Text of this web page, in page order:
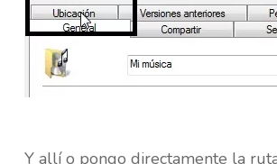
Y allí o pongo directamente la